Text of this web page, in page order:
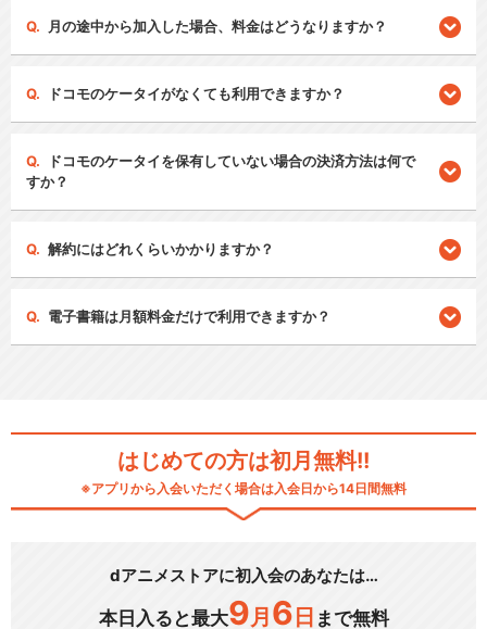
月の途中から加入した場合、料金はどうなりますか？
ドコモのケータイがなくても利用できますか？
ドコモのケータイを保有していない場合の決済方法は何で
すか？
解約にはどれくらいかかりますか？
電子書籍は月額料金だけで利用できますか？
はじめての方は初月無料!!
※アプリから入会いただく場合は入会日から14日間無料
dアニメストアに初入会のあなたは…
本日入ると最大9 月 6 日 まで無料